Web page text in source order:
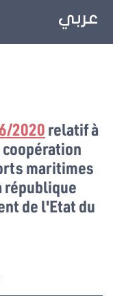
2020relatif à
maritimes
république
de l'Etat du